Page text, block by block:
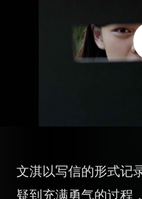
文淇以写信的形式记
疑到充满勇气的过程